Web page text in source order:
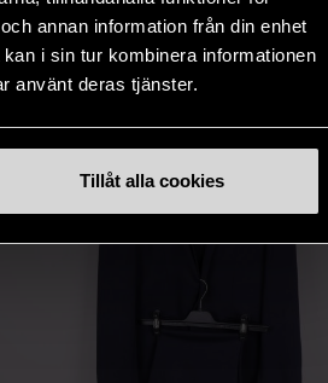
annan information från din enhet
i sin tur kombinera informationen
använt deras tjänster.
Tillåt alla cookies